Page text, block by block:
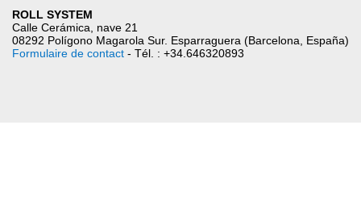
ROLL SYSTEM
Calle Cerámica, nave 21
08292 Polígono Magarola Sur. Esparraguera (Barcelona, España)
Formulaire de contact- Tél. : +34.646320893